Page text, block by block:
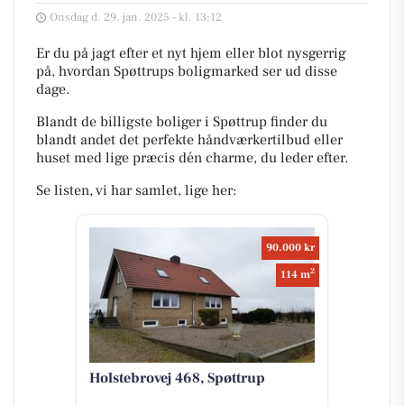
Onsdag d. 29. jan. 2025 - kl. 13:12
Er du på jagt efter et nyt hjem eller blot nysgerrig
på, hvordan Spøttrups boligmarked ser ud disse
dage.
Blandt de billigste boliger i Spøttrup finder du
blandt andet det perfekte håndværkertilbud eller
huset med lige præcis dén charme, du leder efter.
Se listen, vi har samlet, lige her:
90.000 kr
114 m2
Holstebrovej 468, Spøttrup